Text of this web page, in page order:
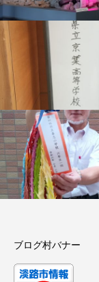
ブログ村バナー